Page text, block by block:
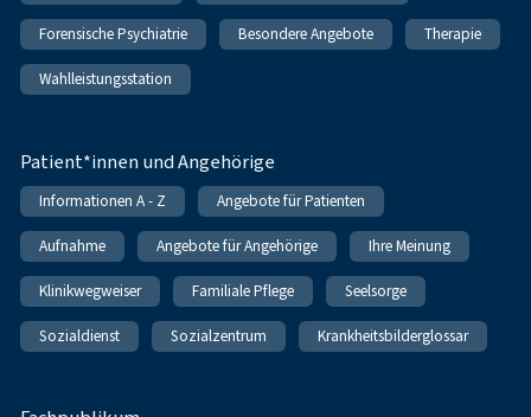
Forensische Psychiatrie Besondere Angebote Therapie
Wahlleistungsstation
Patient*innen und Angehörige
Informationen A - Z Angebote für Patienten
Aufnahme Angebote für Angehörige Ihre Meinung
Klinikwegweiser Familiale Pflege Seelsorge
Sozialdienst Sozialzentrum Krankheitsbilderglossar